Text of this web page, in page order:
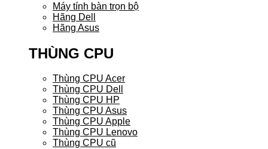
Máy tính bàn trọn bộ
Hãng Dell
Hãng Asus
THÙNG CPU
Thùng CPU Acer
Thùng CPU Dell
Thùng CPU HP
Thùng CPU Asus
Thùng CPU Apple
Thùng CPU Lenovo
Thùng CPU cũ